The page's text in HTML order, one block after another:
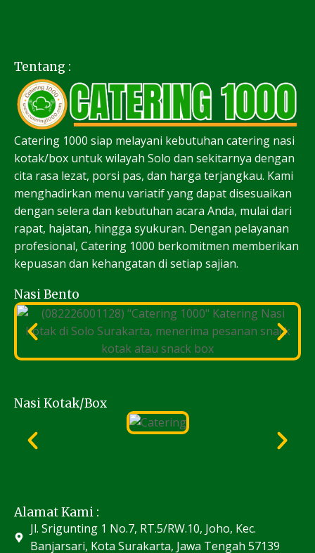
Tentang :
Catering 1000 siap melayani kebutuhan catering nasi
kotak/box untuk wilayah Solo dan sekitarnya dengan
cita rasa lezat, porsi pas, dan harga terjangkau. Kami
menghadirkan menu variatif yang dapat disesuaikan
dengan selera dan kebutuhan acara Anda, mulai dari
rapat, hajatan, hingga syukuran. Dengan pelayanan
profesional, Catering 1000 berkomitmen memberikan
kepuasan dan kehangatan di setiap sajian.
Nasi Bento
Nasi Kotak/Box
Alamat Kami :
Jl. Srigunting 1 No.7, RT.5/RW.10, Joho, Kec.
Banjarsari, Kota Surakarta, Jawa Tengah 57139